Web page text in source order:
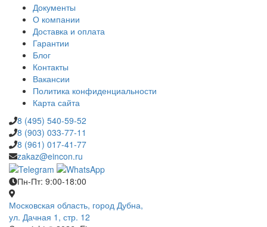
Документы
О компании
Доставка и оплата
Гарантии
Блог
Контакты
Вакансии
Политика конфиденциальности
Карта сайта
8 (495) 540-59-52
8 (903) 033-77-11
8 (961) 017-41-77
zakaz@eincon.ru
Пн-Пт: 9:00-18:00
Московская область, город Дубна,
ул. Дачная 1, стр. 12